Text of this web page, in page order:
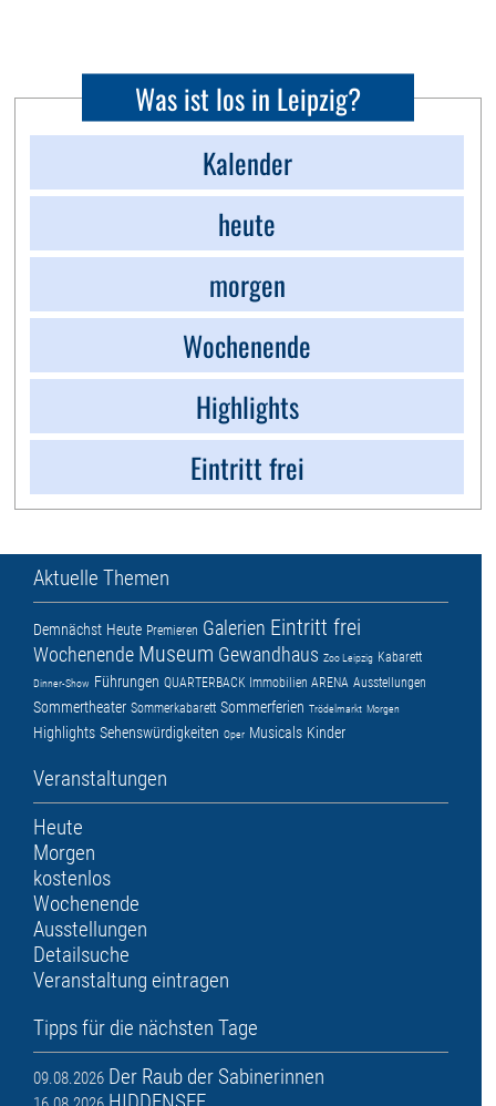
Was ist los in Leipzig?
Kalender
heute
morgen
Wochenende
Highlights
Eintritt frei
Aktuelle Themen
Demnächst Heute Premieren Galerien Eintritt frei
Wochenende Museum Gewandhaus Zoo Leipzig Kabarett
Dinner-Show Führungen QUARTERBACK Immobilien ARENA Ausstellungen
Sommertheater Sommerkabarett Sommerferien Trödelmarkt Morgen
Highlights Sehenswürdigkeiten Oper Musicals Kinder
Veranstaltungen
Heute
Morgen
kostenlos
Wochenende
Ausstellungen
Detailsuche
Veranstaltung eintragen
Tipps für die nächsten Tage
09.08.2026 Der Raub der Sabinerinnen